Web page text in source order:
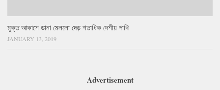
মুক্ত আকাশে ডানা মেললো দেড় শতাধিক দেশীয় পাখি
JANUARY 13, 2019
Advertisement